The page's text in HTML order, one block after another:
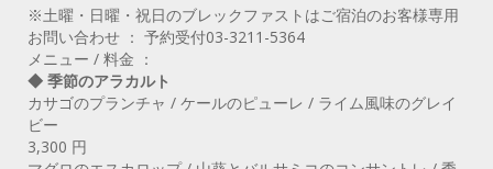
※土曜・日曜・祝日のブレックファストはご宿泊のお客様専用
お問い合わせ ： 予約受付03-3211-5364
メニュー / 料金 ：
◆ 季節のアラカルト
カサゴのプランチャ / ケールのピューレ / ライム風味のグレイ
ビー
3,300 円